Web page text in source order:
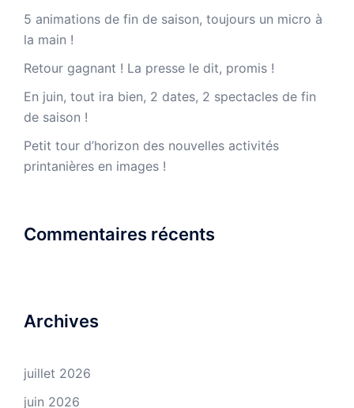
5 animations de fin de saison, toujours un micro à
la main !
Retour gagnant ! La presse le dit, promis !
En juin, tout ira bien, 2 dates, 2 spectacles de fin
de saison !
Petit tour d’horizon des nouvelles activités
printanières en images !
Commentaires récents
Archives
juillet 2026
juin 2026